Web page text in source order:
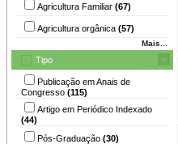
Agricultura Familiar (67)
Agricultura orgânica (57)
Mais...
Tipo
Publicação em Anais de
Congresso (115)
Artigo em Periódico Indexado
(44)
Pós-Graduação (30)